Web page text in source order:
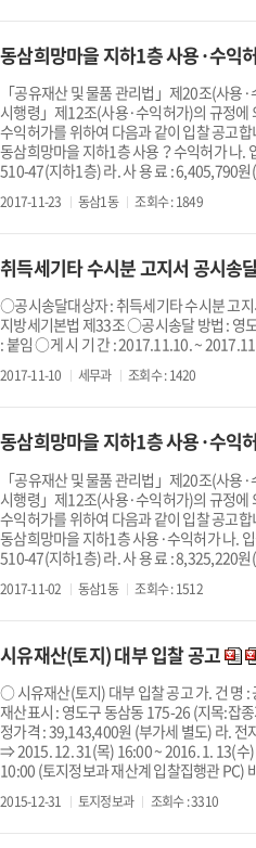
동삼희망마을 지하1층 사용·수익
「공유재산 및 물품 관리법」제20조(사용
시행령」제12조(사용·수익허가)의 규정에
수익허가를 위하여 다음과 같이 입찰 공고합
동삼희망마을 지하1층 사용？수익허가 나.
510-47(지하1층) 라. 사 용 료 : 6,405,790
2017-11-23 동삼1동 조회수 : 1849
취득세기타 수시분 고지서 공시송
○공시송달대상자 : 취득세기타 수시분 고
지방세기본법 제33조 ○공시송달 방법 : 영
: 붙임 ○게 시 기 간 : 2017.11.10. ~
2017-11-10 세무과 조회수 : 1420
동삼희망마을 지하1층 사용·수익
「공유재산 및 물품 관리법」제20조(사용
시행령」제12조(사용·수익허가)의 규정에
수익허가를 위하여 다음과 같이 입찰 공고합
동삼희망마을 지하1층 사용·수익허가 나.
510-47(지하1층) 라. 사 용 료 : 8,325,220
2017-11-02 동삼1동 조회수 : 1512
시유재산(토지) 대부 입찰 공고
○ 시유재산(토지) 대부 입찰 공고 가. 건 명
재산표시 : 영도구 동삼동 175-26 (지목:잡
정가격 : 39,143,400원 (부가세 별도) 라. 전
⇒ 2015. 12. 31(목) 16:00 ~ 2016. 1. 13(수
10:00 (토지정보과 재산계 입찰집행관 PC)
2015-12-31 토지정보과 조회수 : 3310